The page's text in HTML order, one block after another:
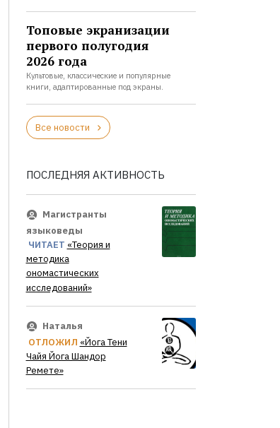
Топовые экранизации
первого полугодия
2026 года
Культовые, классические и популярные
книги, адаптированные под экраны.
Все новости
ПОСЛЕДНЯЯ АКТИВНОСТЬ
Магистранты
языковеды
ЧИТАЕТ «Теория и
методика
ономастических
исследований»
Наталья
ОТЛОЖИЛ «Йога Тени
Чайя Йога Шандор
Ремете»